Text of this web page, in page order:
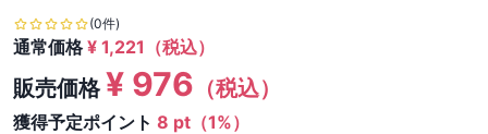
(0件)
通常価格¥ 1,221 （税込）
販売価格¥ 976 （税込）
獲得予定ポイント 8 pt（1%）